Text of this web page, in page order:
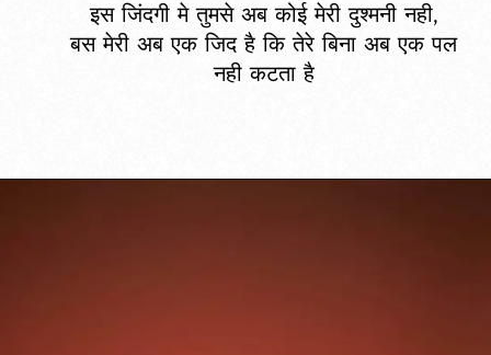
इस जिंदगी मे तुमसे अब कोई मेरी दुश्मनी नही,
बस मेरी अब एक जिद है कि तेरे बिना अब एक पल
नही कटता है